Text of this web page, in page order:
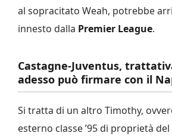
al sopracitato Weah, potrebbe
innesto dalla Premier League.
Castagne-Juventus,
adesso può firmare con il
Si tratta di un altro Timothy,
esterno classe ’95 di proprietà del